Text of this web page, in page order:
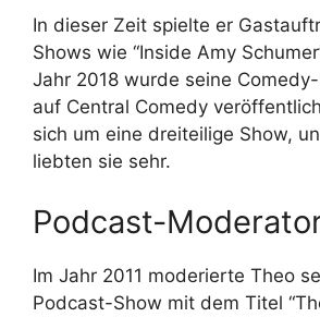
In dieser Zeit spielte er
Shows wie “Inside Amy
Jahr 2018 wurde seine Comedy-
auf Central Comedy
sich um eine dreiteilige Show,
liebten sie sehr.
Podcast-
Im Jahr 2011 moderierte Theo
Podcast-Show mit dem Titel